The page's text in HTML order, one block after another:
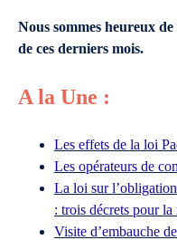
Nous sommes heureux
de ces derniers mois.
A la Une :
Les effets de la loi
Les opérateurs de
La loi sur
: trois décrets pour
Visite d’embauche